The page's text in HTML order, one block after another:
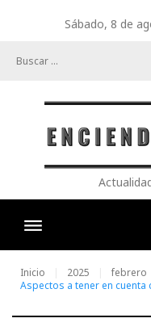
Sábado, 8 de
Inicio 2025 febrero
Aspectos a tener en